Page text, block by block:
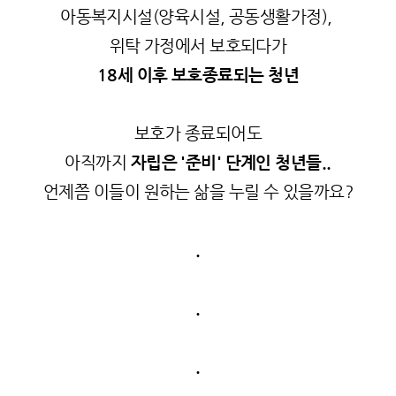
아동복지시설(양육시설, 공동생활가정),
위탁 가정에서 보호되다가
18세 이후 보호종료되는 청년
보호가 종료되어도
아직까지 자립은 '준비' 단계인 청년들..
언제쯤 이들이 원하는 삶을 누릴 수 있을까요?